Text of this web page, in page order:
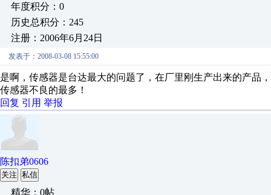
年度积分：0
历史总积分：245
注册：2006年6月24日
发表于：2008-03-08 15:55:00
是啊，传感器是台达最大的问题了，在厂里刚生产出来的产品
传感器不良的最多！
回复 引用 举报
陈扣弟0606
关注 私信
精华：0帖